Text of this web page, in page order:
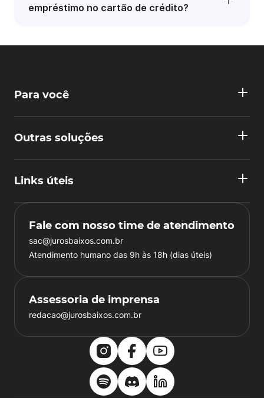
empréstimo no cartão de crédito?
Para você
Outras soluções
Links úteis
Fale com nosso time de atendimento
sac@jurosbaixos.com.br
Atendimento humano das 9h às 18h (dias úteis)
Assessoria de imprensa
redacao@jurosbaixos.com.br